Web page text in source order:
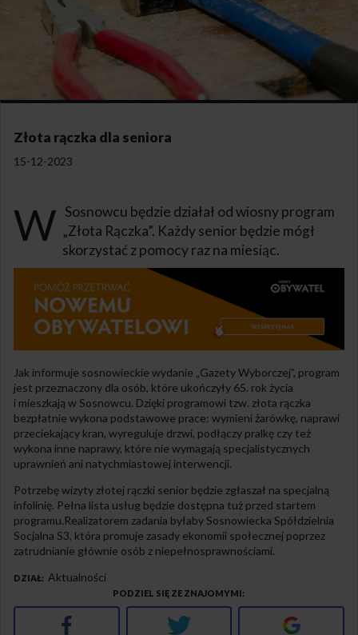
Złota rączka dla seniora
15-12-2023
W Sosnowcu będzie działał od wiosny program
„Złota Rączka”. Każdy senior będzie mógł
skorzystać z pomocy raz na miesiąc.
Jak informuje sosnowieckie wydanie „Gazety Wyborczej”, program
jest przeznaczony dla osób, które ukończyły 65. rok życia
i mieszkają w Sosnowcu. Dzięki programowi tzw. złota rączka
bezpłatnie wykona podstawowe prace: wymieni żarówkę, naprawi
przeciekający kran, wyreguluje drzwi, podłączy pralkę czy też
wykona inne naprawy, które nie wymagają specjalistycznych
uprawnień ani natychmiastowej interwencji.
Potrzebę wizyty złotej rączki senior będzie zgłaszał na specjalną
infolinię. Pełna lista usług będzie dostępna tuż przed startem
programu.Realizatorem zadania byłaby Sosnowiecka Spółdzielnia
Socjalna S3, która promuje zasady ekonomii społecznej poprzez
zatrudnianie głównie osób z niepełnosprawnościami.
DZIAŁ Aktualności
PODZIEL SIĘ ZE ZNAJOMYMI
Facebook Twitter Google+